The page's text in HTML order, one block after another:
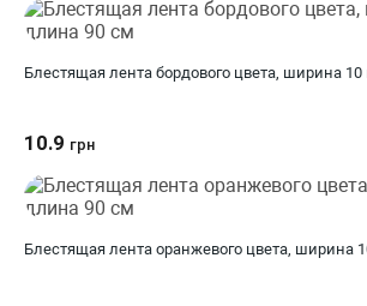
Блестящая лента бордового цвета, ширина
10.9 грн
Блестящая лента оранжевого цвета, ширина